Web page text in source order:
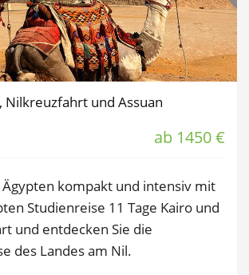
Nilkreuzfahrt und Assuan
ab 1450 €
Ägypten kompakt und intensiv mit
Studienreise 11 Tage Kairo und
und entdecken Sie die
des Landes am Nil.